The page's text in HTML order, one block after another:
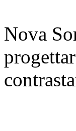
Nova